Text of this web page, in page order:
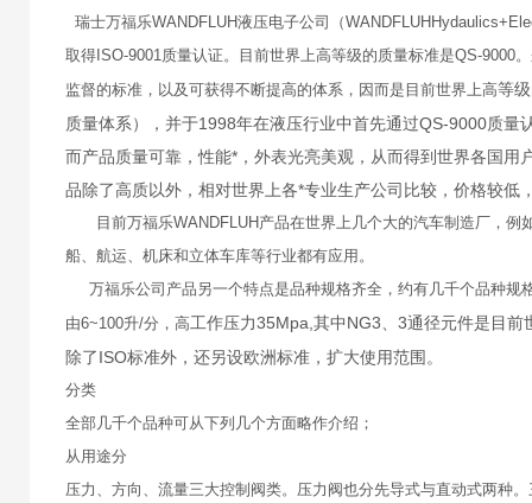
瑞士万福乐WANDFLUH液压电子公司（
取得ISO-9001质量认证。目前世界上高等级的质量标准是QS-9000
监督的标准，以及可获得不断提高的体系，因而是目前世界上高等
质量体系），并于1998年在液压行业中首先通过QS-9000质
而产品质量可靠，性能*，外表光亮美观，从而得到世界各国
品除了高质以外，相对世界上各*专业生产公司比较，价格较低
目前万福乐WANDFLUH产品在世界上几个大的汽车制造厂，例
船、航运、机床和立体车库等行业都有应用。
万福乐公司产品另一个特点是品种规格齐全，约有几千个品种规
由6~100升/分，高工作压力35Mpa,其中NG3、3通径元件是目
除了ISO标准外，还另设欧洲标准，扩大使用范围。
分类
全部几千个品种可从下列几个方面略作介绍；
从用途分
压力、方向、流量三大控制阀类。压力阀也分先导式与直动式两种